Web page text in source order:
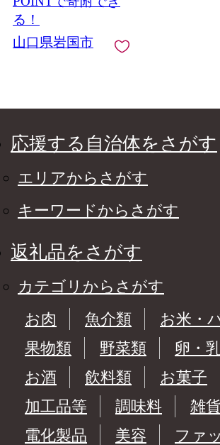
る！
山口県岩国市
応援する自治体をさがす
エリアからさがす
キーワードからさがす
返礼品をさがす
カテゴリからさがす
お肉
魚介類
お米・
果物類
野菜類
卵・
お酒
飲料類 お菓子
加工品等
調味料
雑
電化製品
美容
ファ